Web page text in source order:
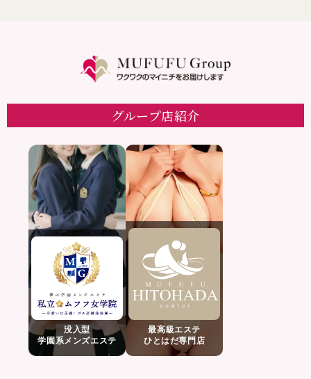
グループ店紹介
没入型
学園系メンズエステ
最高級エステ
ひとはだ専門店